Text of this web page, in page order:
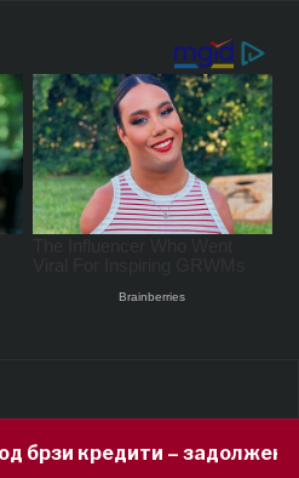
333 милиони евра